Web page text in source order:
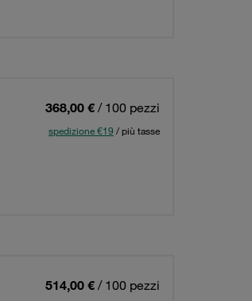
368,00 € / 100 pezzi
spedizione €19 / più tasse
514,00 € / 100 pezzi